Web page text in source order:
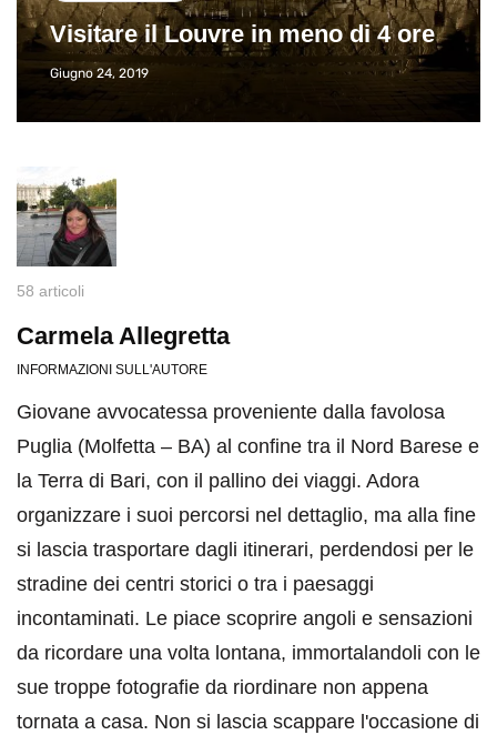
Visitare il Louvre in meno di 4 ore
Giugno 24, 2019
58 articoli
Carmela Allegretta
INFORMAZIONI SULL'AUTORE
Giovane avvocatessa proveniente dalla favolosa
Puglia (Molfetta – BA) al confine tra il Nord Barese e
la Terra di Bari, con il pallino dei viaggi. Adora
organizzare i suoi percorsi nel dettaglio, ma alla fine
si lascia trasportare dagli itinerari, perdendosi per le
stradine dei centri storici o tra i paesaggi
incontaminati. Le piace scoprire angoli e sensazioni
da ricordare una volta lontana, immortalandoli con le
sue troppe fotografie da riordinare non appena
tornata a casa. Non si lascia scappare l'occasione di